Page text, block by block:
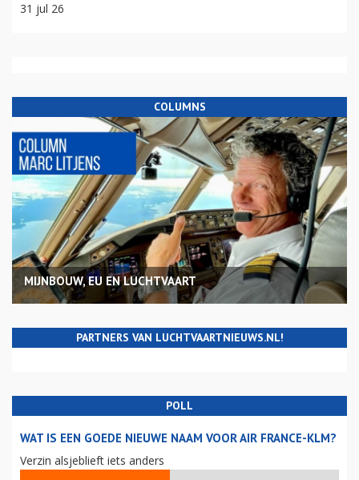
31 jul 26
COLUMNS
MIJNBOUW, EU EN LUCHTVAART
PARTNERS VAN LUCHTVAARTNIEUWS.NL!
POLL
WAT IS EEN GOEDE NIEUWE NAAM VOOR AIR FRANCE-KLM?
Verzin alsjeblieft iets anders